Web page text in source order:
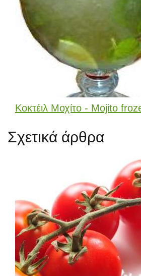
Κοκτέιλ Μοχίτο - Mojito
Σχετικά άρθρα